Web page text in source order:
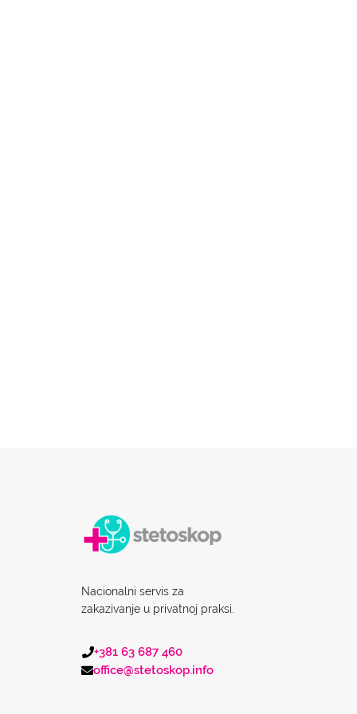
Nacionalni servis za
zakazivanje u privatnoj praksi.
+381 63 687 460
office@stetoskop.info